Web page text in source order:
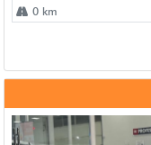
0 km